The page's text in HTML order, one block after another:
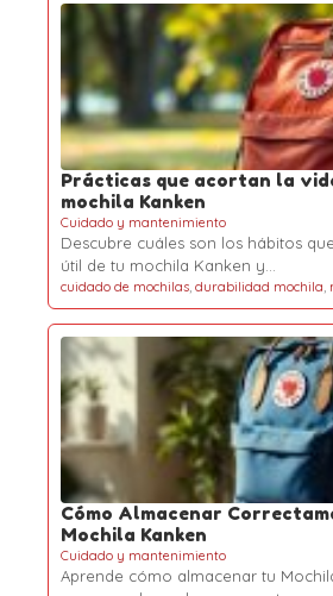
Prácticas que acortan la
mochila Kanken
Cuidado y mantenimiento
Descubre cuáles son los hábitos
útil de tu mochila Kanken y…
cuidado de mochilas, durabilidad mochila,
Cómo Almacenar
Mochila Kanken
Cuidado y mantenimiento
Aprende cómo almacenar tu